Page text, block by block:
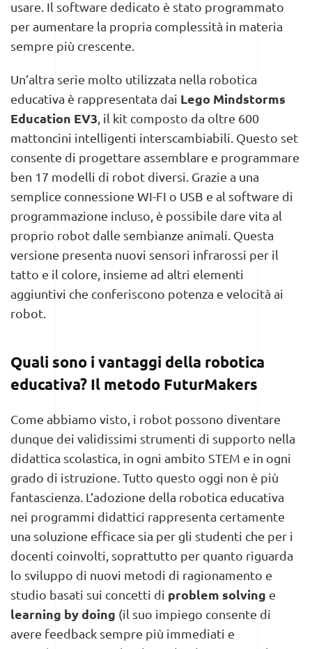
usare. Il software dedicato è stato programmato
per aumentare la propria complessità in materia
sempre più crescente.
Un’altra serie molto utilizzata nella robotica
educativa è rappresentata dai Lego Mindstorms
Education EV3, il kit composto da oltre 600
mattoncini intelligenti interscambiabili. Questo set
consente di progettare assemblare e programmare
ben 17 modelli di robot diversi. Grazie a una
semplice connessione WI-FI o USB e al software di
programmazione incluso, è possibile dare vita al
proprio robot dalle sembianze animali. Questa
versione presenta nuovi sensori infrarossi per il
tatto e il colore, insieme ad altri elementi
aggiuntivi che conferiscono potenza e velocità ai
robot.
Quali sono i vantaggi della robotica
educativa? Il metodo FuturMakers
Come abbiamo visto, i robot possono diventare
dunque dei validissimi strumenti di supporto nella
didattica scolastica, in ogni ambito STEM e in ogni
grado di istruzione. Tutto questo oggi non è più
fantascienza. L’adozione della robotica educativa
nei programmi didattici rappresenta certamente
una soluzione efficace sia per gli studenti che per i
docenti coinvolti, soprattutto per quanto riguarda
lo sviluppo di nuovi metodi di ragionamento e
studio basati sui concetti di problem solving e
learning by doing (il suo impiego consente di
avere feedback sempre più immediati e